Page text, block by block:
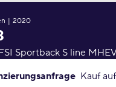
| 2020
Sportback S line
Konditionen
Kauf